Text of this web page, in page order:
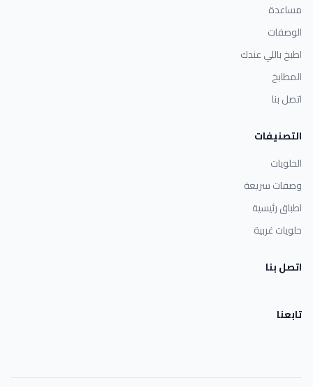
مساعدة
الوصفات
اطبخ باللي عندك
المطابخ
اتصل بنا
التصنيفات
الحلويات
وصفات سريعة
اطباق رئيسية
حلويات غربية
اتصل بنا
تابعنا